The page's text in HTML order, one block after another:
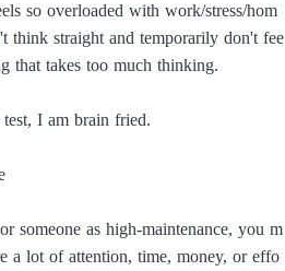
so overloaded with work/stress/hom
think straight and temporarily don't fee
that takes too much thinking.
I am brain fried.
someone as high-maintenance, you m
a lot of attention, time, money, or effo